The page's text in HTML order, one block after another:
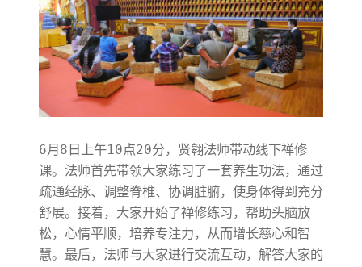
6月8日上午10点20分，贤翱法师带动线下禅修
课。法师首先带领大家练习了一套养生功法，通过
疏通经脉、调整脊椎、协调脏腑，使身体得到充分
舒展。接着，大家开始了禅修练习，帮助头脑放
松，心情平顺，培养专注力，从而增长慈心和智
慧。最后，法师与大家进行交流互动，解答大家的